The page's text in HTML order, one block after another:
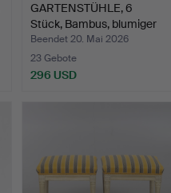
GARTENSTÜHLE, 6
Stück, Bambus, blumiger
Be…
Beendet 20. Mai 2026
23 Gebote
296 USD